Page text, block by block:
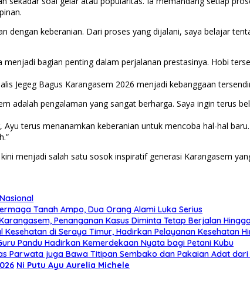
dengan keberanian. Dari proses yang dijalani, saya belajar
menjadi bagian penting dalam perjalanan prestasinya. Hobi
Jegeg Bagus Karangasem 2026 menjadi kebanggaan
adalah pengalaman yang sangat berharga. Saya ingin
terus menanamkan keberanian untuk mencoba hal-hal
menjadi salah satu sosok inspiratif generasi Karangasem
Tanah Ampo, Dua Orang Alami Luka Serius
Penanganan Kasus Diminta Tetap Berjalan
Kesehatan di Seraya Timur, Hadirkan Pelayanan Kesehatan
Pandu Hadirkan Kemerdekaan Nyata bagi Petani Kubu
Parwata juga Bawa Titipan Sembako dan Pakaian Adat dari
Ni Putu Ayu Aurelia Michele